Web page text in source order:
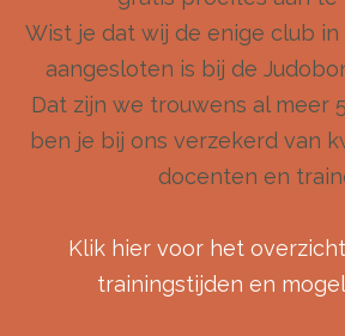
Wist je dat wij de enige club in
aangesloten is bij de
Dat zijn we trouwens al meer
ben je bij ons verzekerd van
docenten en
Klik hier voor het
trainingstijden en